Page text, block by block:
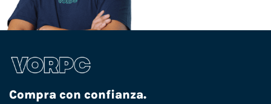
Compra con confianza.